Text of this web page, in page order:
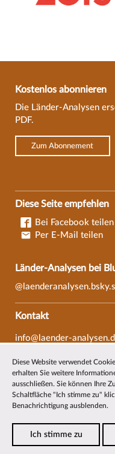
Kostenlos abonnieren
Die Länder-Analysen
PDF.
Zum Abonnement
Diese Seite empfehlen
Bei Facebook teilen
Per E-Mail teilen
Länder-Analysen bei
Kontakt
info@laender-
Fax: 0421/218-69607
Redaktionen
Wissenschaftliche Beiräte
Über die Länder-
Diese Website verwendet
erhalten Sie weitere
ausschließen. Sie können Ihre
Schaltfläche "Ich stimme zu"
Benachrichtigung ausblenden.
Ich stimme zu